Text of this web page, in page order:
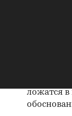
ложатся в